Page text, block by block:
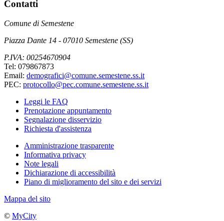
Contatti
Comune di Semestene
Piazza Dante 14 - 07010 Semestene (SS)
P.IVA: 00254670904
Tel: 079867873
Email: demografici@comune.semestene.ss.it
PEC: protocollo@pec.comune.semestene.ss.it
Leggi le FAQ
Prenotazione appuntamento
Segnalazione disservizio
Richiesta d'assistenza
Amministrazione trasparente
Informativa privacy
Note legali
Dichiarazione di accessibilità
Piano di miglioramento del sito e dei servizi
Mappa del sito
© MyCity